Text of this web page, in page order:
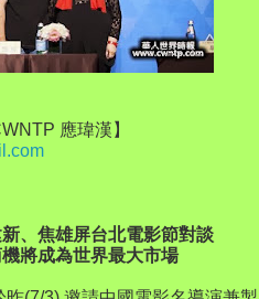
應瑋漢】
、焦雄屏台北電影節對談
將成為世界最大市場